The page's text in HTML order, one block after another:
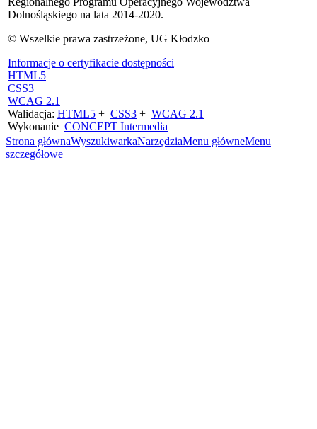
Dolnośląskiego na lata 2014-2020.
© Wszelkie prawa zastrzeżone, UG Kłodzko
Informacje o certyfikacie dostępności
HTML5
CSS3
WCAG 2.1
Walidacja: HTML5 + CSS3 + WCAG 2.1
Wykonanie CONCEPT Intermedia
Strona głównaWyszukiwarkaNarzędziaMenu główneMenu
szczegółowe